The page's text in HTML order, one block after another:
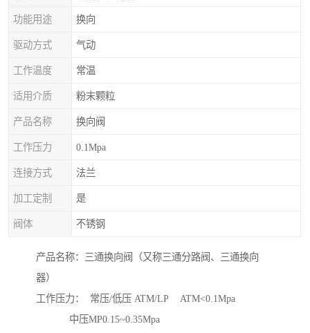
功能用途 换向
驱动方式 气动
工作温度 常温
适用介质 粉末颗粒
产品名称 换向阀
工作压力 0.1Mpa
连接方式 法兰
加工定制 是
阀体 不锈钢
产品名称：三通换向阀（又称三通分路阀、三通换向
器）
工作压力： 常压/低压 ATM/LP ATM<0.1Mpa
中压MP0.15~0.35Mpa